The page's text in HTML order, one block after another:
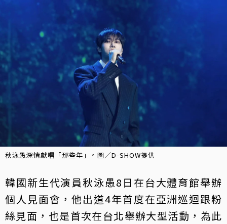
秋泳愚深情獻唱「那些年」。圖／D-SHOW提供
韓國新生代演員秋泳愚8日在台大體育館舉辦
個人見面會，他出道4年首度在亞洲巡迴跟粉
絲見面，也是首次在台北舉辦大型活動，為此